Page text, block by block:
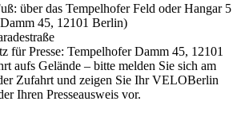
über das Tempelhofer Feld oder Hangar 5
45, 12101 Berlin)
für Presse: Tempelhofer Damm 45, 12101
aufs Gelände – bitte melden Sie sich am
Zufahrt und zeigen Sie Ihr VELOBerlin
Ihren Presseausweis vor.